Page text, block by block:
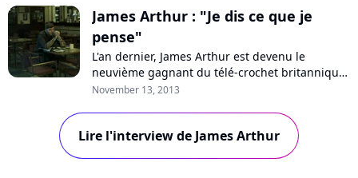
James Arthur : "Je dis ce que je
pense"
L'an dernier, James Arthur est devenu le
neuvième gagnant du télé-crochet britannique
"The X Factor". A la surprise générale, son
l'Europe entière et il a sorti il y a quelques jours
son premier opus éponyme. A l'occasion de son
November 13, 2013
Lire l'interview de James Arthur